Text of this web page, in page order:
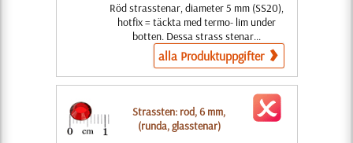
Röd strasstenar, diameter 5 mm (SS20),
hotfix = täckta med termo- lim under
botten. Dessa strass stenar...
alla Produktuppgifter
Strassten: rod, 6 mm,
(runda, glasstenar)